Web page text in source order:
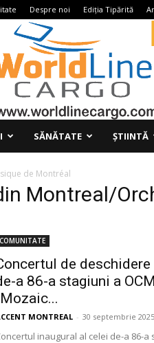
Despre noi Ediția Tipărită
SĂNĂTATE ȘTIINTĂ
de Montréal
Montreal/
COMUNITATE
de
a 86-a stagiuni a
MONTREAL - 30 septembrie 2025
inaugural al celei de-a 86-a